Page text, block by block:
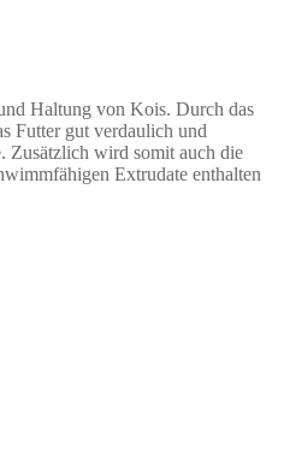
Haltung von Kois. Durch das
Futter gut verdaulich und
Zusätzlich wird somit auch die
Extrudate enthalten